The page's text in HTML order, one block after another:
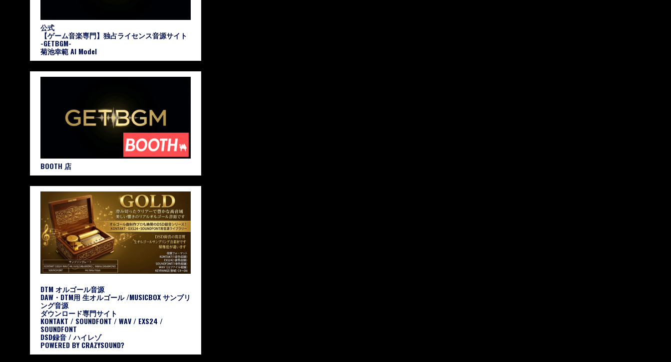
公式
【ゲーム音楽専門】独占ライセンス音源サイト
-GETBGM-
菊池幸範 AI Model
BOOTH 店
DTM オルゴール音源
DAW・DTM用 生オルゴール /MUSICBOX サンプリ
ング音源
ダウンロード専門サイト
KONTAKT / SOUNDFONT / WAV / EXS24 /
SOUNDFONT
DSD録音 / ハイレゾ
POWERED BY CRAZYSOUND?